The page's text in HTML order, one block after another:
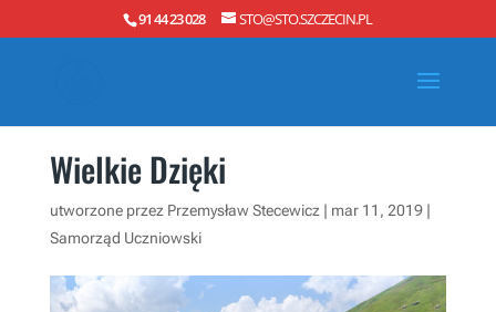
91 44 23 028 STO@STO.SZCZECIN.PL
Wielkie Dzięki
utworzone przez Przemysław Stecewicz | mar 11, 2019|
Samorząd Uczniowski